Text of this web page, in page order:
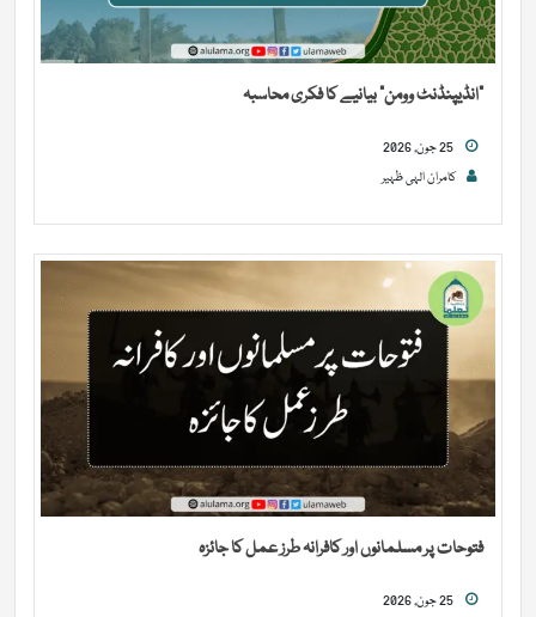
“انڈیپنڈنٹ وومن” بیانیے کا فکری محاسبہ
کامران الہی ظہیر
فتوحات پر مسلمانوں اور کافرانہ طرز عمل کا جائزہ